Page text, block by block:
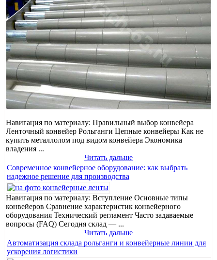
Навигация по материалу: Правильный выбор конвейера
Ленточный конвейер Рольганги Цепные конвейеры Как не
купить металлолом под видом конвейера Экономика
владения ...
Читать дальше
Современное конвейерное оборудование: как выбрать
надежное решение для производства
Навигация по материалу: Вступление Основные типы
конвейеров Сравнение характеристик конвейерного
оборудования Технический регламент Часто задаваемые
вопросы (FAQ) Сегодня склад — ...
Читать дальше
Автоматизация склада рольганги и конвейерные линии для
ускорения логистики